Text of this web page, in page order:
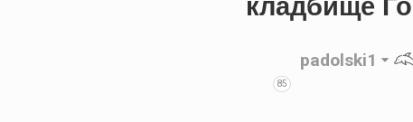
кладбище
85
padolski1